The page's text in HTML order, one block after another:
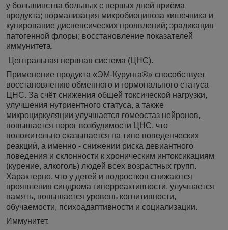
у большинства больных с первых дней приёма
продукта; нормализация микробиоциноза кишечника и
купирование диспепсических проявлений; эрадикация
патогенной флоры; восстановление показателей
иммунитета.
Центральная нервная система (ЦНС).
Применение продукта «ЭМ-Курунга®» способствует
восстановлению обменного и гормонального статуса
ЦНС. За счёт снижения общей токсической нагрузки,
улучшения нутриентного статуса, а также
микроциркуляции улучшается гомеостаз нейронов,
повышается порог возбудимости ЦНС, что
положительно сказывается на типе поведенческих
реакций, а именно - снижении риска девиантного
поведения и склонности к хроническим интоксикациям
(курение, алкоголь) людей всех возрастных групп.
Характерно, что у детей и подростков снижаются
проявления синдрома гиперреактивности, улучшается
память, повышается уровень когнитивности,
обучаемости, психоадаптивности и социализации.
Иммунитет.